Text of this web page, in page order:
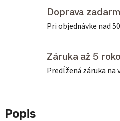
Doprava
Pri objednávke nad
Záruka až 5
Predĺžená záruka
Popis